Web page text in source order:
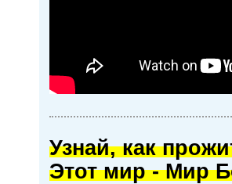
Узнай, как
Этот мир - Мир